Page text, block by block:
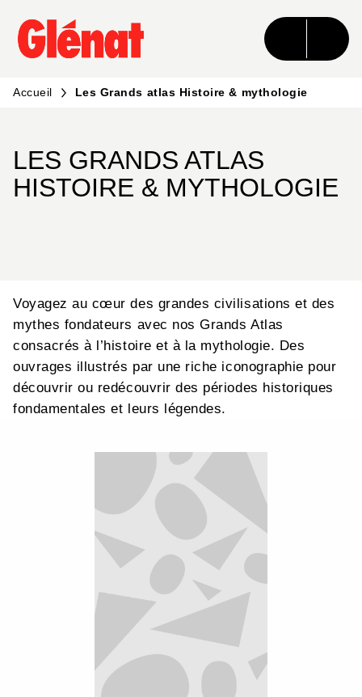
MENU RECHERCHE CONTENU
PIED DE PAGE
Accueil Les Grands atlas Histoire & mythologie
LES GRANDS ATLAS
HISTOIRE & MYTHOLOGIE
Voyagez au cœur des grandes civilisations et des
mythes fondateurs avec nos Grands Atlas
consacrés à l’histoire et à la mythologie. Des
ouvrages illustrés par une riche iconographie pour
découvrir ou redécouvrir des périodes historiques
fondamentales et leurs légendes.